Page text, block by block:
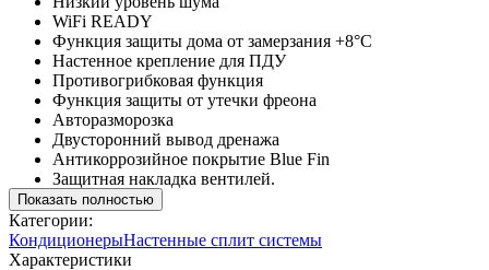
WiFi READY
Функция защиты дома от замерзания +8°С
Настенное крепление для ПДУ
Противогрибковая функция
Функция защиты от утечки фреона
Авторазморозка
Двусторонний вывод дренажа
Антикоррозийное покрытие Blue Fin
Защитная накладка вентилей.
Показать полностью
Категории:
КондиционерыНастенные сплит системы
Характеристики